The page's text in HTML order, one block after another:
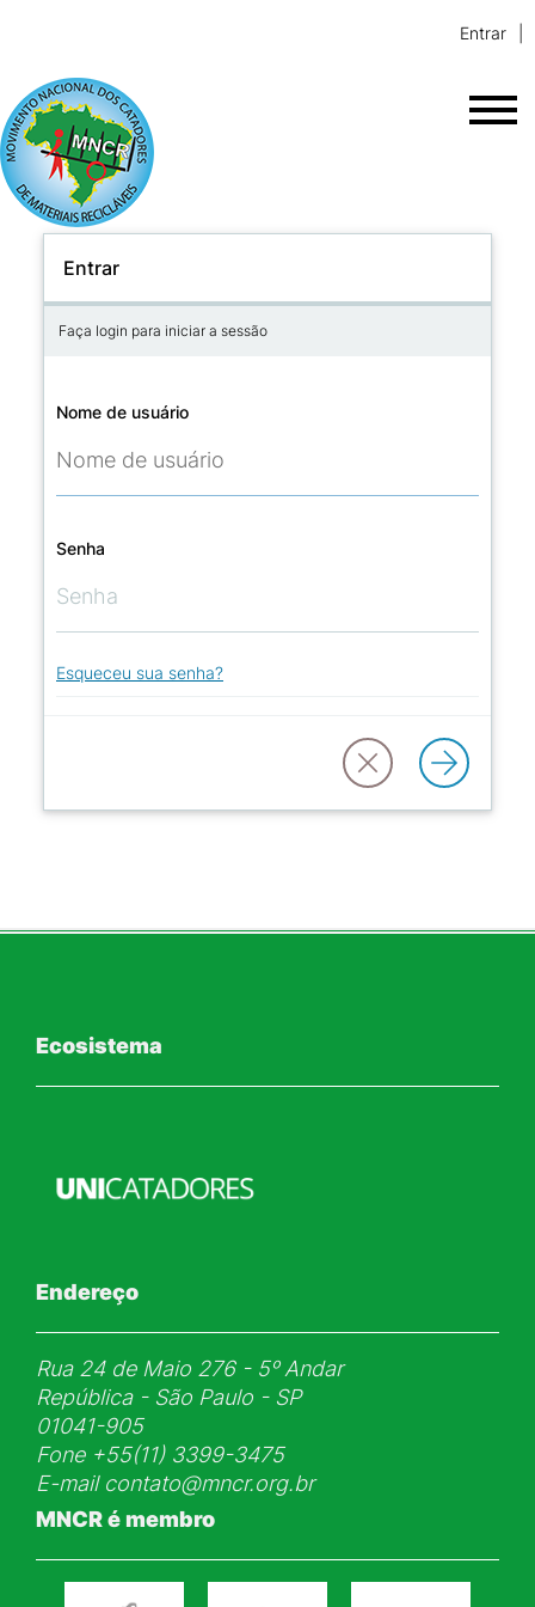
Entrar
Entrar
Faça login para iniciar a sessão
Nome de usuário
Senha
Esqueceu sua senha?
Ecosistema
Endereço
Rua 24 de Maio 276 - 5ᵒ Andar
República - São Paulo - SP
01041-905
Fone+55(11) 3399-3475
E-mail contato@mncr.org.br
MNCR é membro